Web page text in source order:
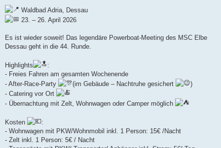
a
g
Waldbad Adria, Dessau
23. – 26. April 2026
Es ist wieder soweit! Das legendäre Powerboat-Meeting des MSC Elbe
Dessau geht in die 44. Runde.
Highlights
:
- Freies Fahren am gesamten Wochenende
- ⁠After-Race-Party
(im Gebäude – Nachtruhe gesichert
)
- ⁠Catering vor Ort
- ⁠Übernachtung mit Zelt, Wohnwagen oder Camper möglich
Kosten
:
- Wohnwagen mit PKW/Wohnmobil inkl. 1 Person: 15€ /Nacht
- Zelt inkl. 1 Person: 5€ / Nacht